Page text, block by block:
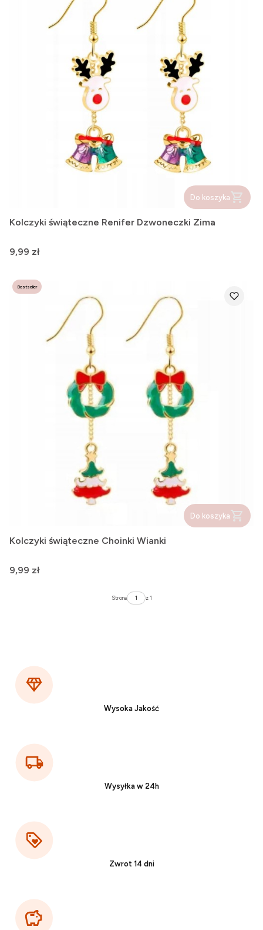
Do koszyka
Kolczyki świąteczne Renifer Dzwoneczki Zima
Cena
9,99 zł
Bestseller
Do koszyka
Kolczyki świąteczne Choinki Wianki
Cena
9,99 zł
Strona z 1
Wysoka Jakość
Wysyłka w 24h
Zwrot 14 dni